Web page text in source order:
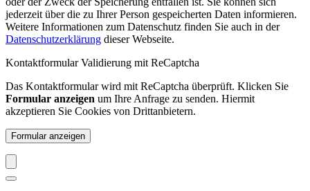
jederzeit über die zu Ihrer Person gespeicherten Daten informieren.
Weitere Informationen zum Datenschutz finden Sie auch in der
Datenschutzerklärung dieser Webseite.
Kontaktformular Validierung mit ReCaptcha
Das Kontaktformular wird mit ReCaptcha überprüft. Klicken Sie
Formular anzeigen um Ihre Anfrage zu senden. Hiermit
akzeptieren Sie Cookies von Drittanbietern.
Formular anzeigen